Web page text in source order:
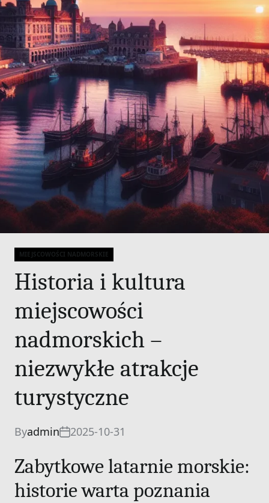
Categories
MIEJSCOWOŚCI NADMORSKIE
Historia i kultura
miejscowości
nadmorskich –
niezwykłe atrakcje
turystyczne
Byadmin 2025-10-31
Zabytkowe latarnie morskie:
historie warta poznania